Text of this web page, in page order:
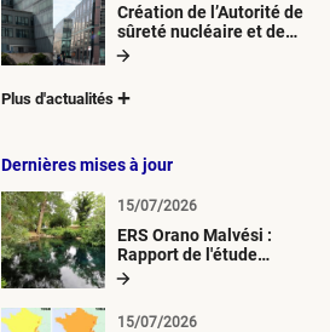
Création de l’Autorité de
sûreté nucléaire et de
radioprotection (ASNR)
Plus d'actualités
Dernières mises à jour
ERS Orano Malvési :
Rapport de l'étude
radiologique du milieu
15/07/2026
15/07/2026